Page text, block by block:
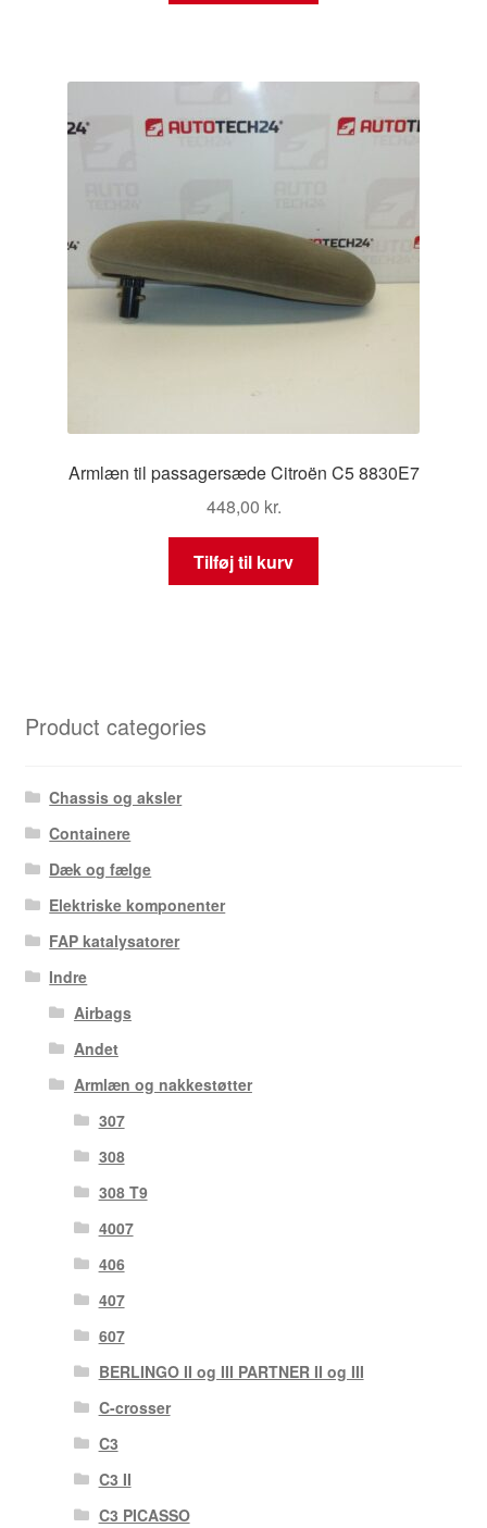
Armlæn til passagersæde Citroën C5 8830E7
448,00 kr.
Tilføj til kurv
Product categories
Chassis og aksler
Containere
Dæk og fælge
Elektriske komponenter
FAP katalysatorer
Indre
Airbags
Andet
Armlæn og nakkestøtter
307
308
308 T9
4007
406
407
607
BERLINGO II og III PARTNER II og III
C-crosser
C3
C3 II
C3 PICASSO